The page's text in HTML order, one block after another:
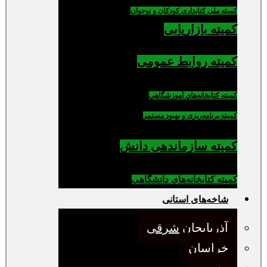
کمیته ملی کتابداری کودکان و نوجوان
کمیته بازاریابی
کمیته روابط عمومی
كميته كتابخانه‌هاي آموزشگاهي
کمیته برنامه‌ریزی و بهبود مستمر
کمیته سازماندهی دانش
کمیته کتابخانه‌های دانشگاهی
شاخه‌های استانی
آذربایجان شرقی
خراسان